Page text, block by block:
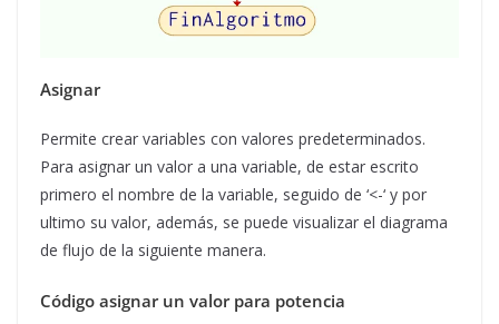
Asignar
Permite crear variables con valores predeterminados.
Para asignar un valor a una variable, de estar escrito
primero el nombre de la variable, seguido de ‘<-‘ y por
ultimo su valor, además, se puede visualizar el diagrama
de flujo de la siguiente manera.
Código asignar un valor para potencia